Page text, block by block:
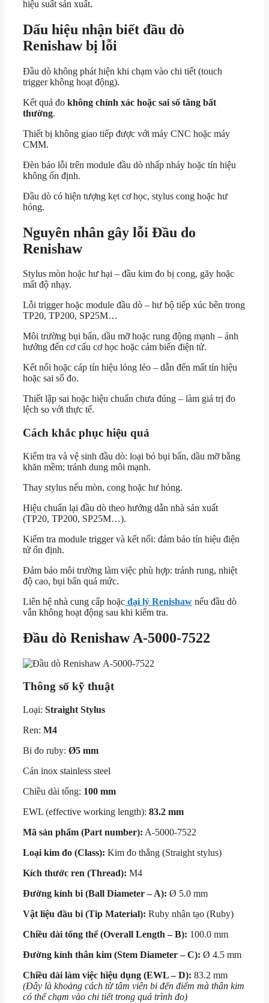
hiệu suất sản xuất.
Dấu hiệu nhận biết đầu dò
Renishaw bị lỗi
Đầu dò không phát hiện khi chạm vào chi tiết (touch
trigger không hoạt động).
Kết quả đo không chính xác hoặc sai số tăng bất
thường.
Thiết bị không giao tiếp được với máy CNC hoặc máy
CMM.
Đèn báo lỗi trên module đầu dò nhấp nháy hoặc tín hiệu
không ổn định.
Đầu dò có hiện tượng kẹt cơ học, stylus cong hoặc hư
hỏng.
Nguyên nhân gây lỗi Đầu do
Renishaw
Stylus mòn hoặc hư hại – đầu kim đo bị cong, gãy hoặc
mất độ nhạy.
Lỗi trigger hoặc module đầu dò – hư bộ tiếp xúc bên trong
TP20, TP200, SP25M…
Môi trường bụi bẩn, dầu mỡ hoặc rung động mạnh – ảnh
hưởng đến cơ cấu cơ học hoặc cảm biến điện tử.
Kết nối hoặc cáp tín hiệu lỏng lẻo – dẫn đến mất tín hiệu
hoặc sai số đo.
Thiết lập sai hoặc hiệu chuẩn chưa đúng – làm giá trị đo
lệch so với thực tế.
Cách khắc phục hiệu quả
Kiểm tra và vệ sinh đầu dò: loại bỏ bụi bẩn, dầu mỡ bằng
khăn mềm; tránh dung môi mạnh.
Thay stylus nếu mòn, cong hoặc hư hỏng.
Hiệu chuẩn lại đầu dò theo hướng dẫn nhà sản xuất
(TP20, TP200, SP25M…).
Kiểm tra module trigger và kết nối: đảm bảo tín hiệu điện
tử ổn định.
Đảm bảo môi trường làm việc phù hợp: tránh rung, nhiệt
độ cao, bụi bẩn quá mức.
Liên hệ nhà cung cấp hoặc đại lý Renishaw nếu đầu dò
vẫn không hoạt động sau khi kiểm tra.
Đầu dò Renishaw A-5000-7522
Thông số kỹ thuật
Loại: Straight Stylus
Ren: M4
Bi đo ruby: Ø5 mm
Cán inox stainless steel
Chiều dài tổng: 100 mm
EWL (effective working length): 83.2 mm
Mã sản phẩm (Part number): A-5000-7522
Loại kim đo (Class): Kim đo thẳng (Straight stylus)
Kích thước ren (Thread): M4
Đường kính bi (Ball Diameter – A): Ø 5.0 mm
Vật liệu đầu bi (Tip Material): Ruby nhân tạo (Ruby)
Chiều dài tổng thể (Overall Length – B): 100.0 mm
Đường kính thân kim (Stem Diameter – C): Ø 4.5 mm
Chiều dài làm việc hiệu dụng (EWL – D): 83.2 mm
(Đây là khoảng cách từ tâm viên bi đến điểm mà thân kim
có thể chạm vào chi tiết trong quá trình đo)